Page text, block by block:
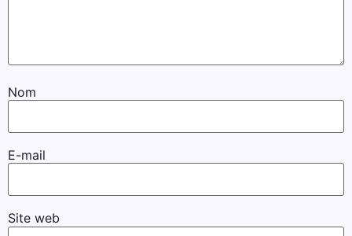
Nom
E-mail
Site web